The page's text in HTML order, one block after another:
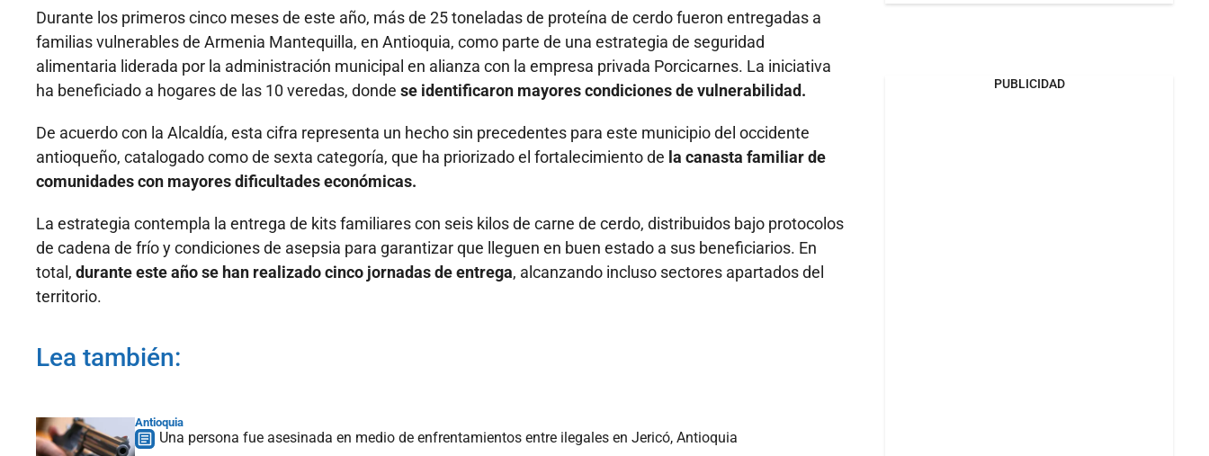
Durante los primeros cinco meses de este año, más de 25 toneladas de proteína de cerdo fueron entregadas a
familias vulnerables de Armenia Mantequilla, en Antioquia, como parte de una estrategia de seguridad
alimentaria liderada por la administración municipal en alianza con la empresa privada Porcicarnes. La iniciativa
ha beneficiado a hogares de las 10 veredas, donde se identificaron mayores condiciones de vulnerabilidad.
De acuerdo con la Alcaldía, esta cifra representa un hecho sin precedentes para este municipio del occidente
antioqueño, catalogado como de sexta categoría, que ha priorizado el fortalecimiento de la canasta familiar de
comunidades con mayores dificultades económicas.
La estrategia contempla la entrega de kits familiares con seis kilos de carne de cerdo, distribuidos bajo protocolos
de cadena de frío y condiciones de asepsia para garantizar que lleguen en buen estado a sus beneficiarios. En
total, durante este año se han realizado cinco jornadas de entrega, alcanzando incluso sectores apartados del
territorio.
Lea también:
Antioquia
Una persona fue asesinada en medio de enfrentamientos entre ilegales en Jericó, Antioquia
PUBLICIDAD